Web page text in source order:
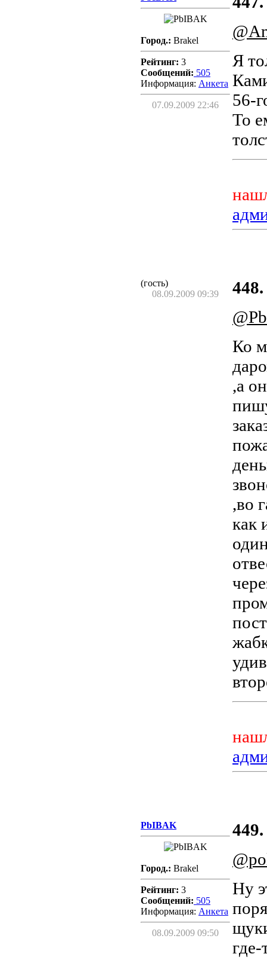
Город.: Brakel
Рейтинг: 3
Сообщений: 505
Информация: Aнкета
07.09.2009 22:46
Я
56-
То
(гость)
08.09.2009 09:39
448.
Ко
,а
,во
как
PbIBAK
Город.: Brakel
Рейтинг: 3
Сообщений: 505
Информация: Aнкета
08.09.2009 09:50
449.
Ну